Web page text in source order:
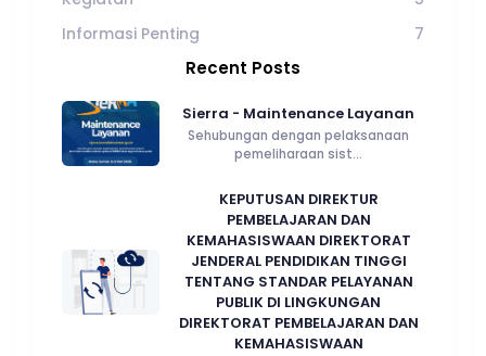
Informasi Penting
7
Recent Posts
Sierra - Maintenance Layanan
Sehubungan dengan pelaksanaan
pemeliharaan sist...
KEPUTUSAN DIREKTUR
PEMBELAJARAN DAN
KEMAHASISWAAN DIREKTORAT
JENDERAL PENDIDIKAN TINGGI
TENTANG STANDAR PELAYANAN
PUBLIK DI LINGKUNGAN
DIREKTORAT PEMBELAJARAN DAN
KEMAHASISWAAN